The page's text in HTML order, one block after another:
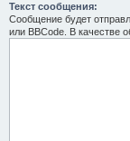
Текст сообщения:
Сообщение будет
или BBCode. В качестве